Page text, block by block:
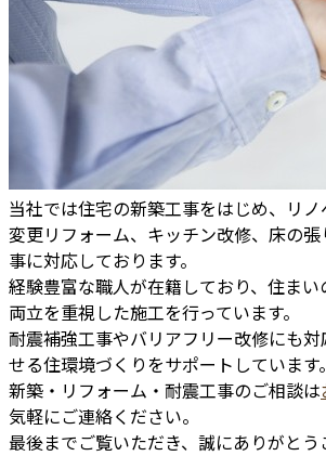
当社では住宅の新築工事をはじめ、リ
変更リフォーム、キッチン改修、床の
事に対応しております。
経験豊富な職人が在籍しており、住ま
両立を重視した施工を行っています。
耐震補強工事やバリアフリー改修にも
せる住環境づくりをサポートしています。
新築・リフォーム・耐震工事のご相談は
気軽にご連絡ください。
最後までご覧いただき、誠にありがとう